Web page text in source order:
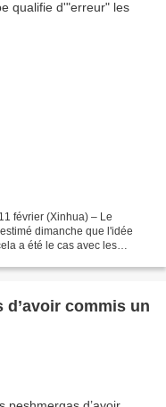
février (Xinhua) – Le
dimanche que l'idée
a été le cas avec les
d’avoir commis un